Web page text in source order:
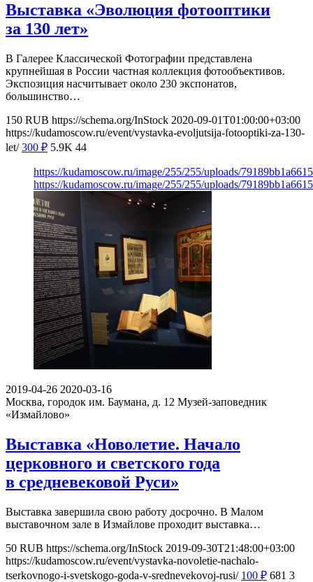
Выставка «Эволюция фотооптики
за 130 лет»
В Галерее Классической Фотографии представлена
крупнейшая в России частная коллекция фотообъективов.
Экспозиция насчитывает около 230 экспонатов,
большинство…
150 RUB https://schema.org/InStock 2020-09-01T01:00:00+03:00
https://kudamoscow.ru/event/vystavka-evoljutsija-fotooptiki-za-130-
let/ 300 ₽ 5.9K 44
https://kudamoscow.ru/image/255/255/uploads/
https://kudamoscow.ru/image/255/255/uploads/
2019-04-26 2020-03-16
Москва, городок им. Баумана, д. 12 Музей-заповедник
«Измайлово»
Выставка «Новолетие. Начало
церковного и светского года
в средневековой Руси»
Выставка завершила свою работу досрочно. В Малом
выставочном зале в Измайлове проходит выставка…
50 RUB https://schema.org/InStock 2019-09-30T21:48:00+03:00
https://kudamoscow.ru/event/vystavka-novoletie-nachalo-
tserkovnogo-i-svetskogo-goda-v-srednevekovoj-rusi/ 100 ₽ 681 3